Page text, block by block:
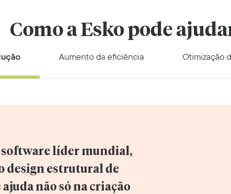
Como a Esko pode
Aumento da eficiência Otimização
software líder mundial,
design estrutural de
não só na criação